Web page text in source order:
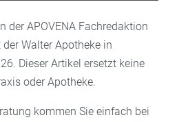
der APOVENA Fachredaktion
Walter Apotheke in
Dieser Artikel ersetzt keine
oder Apotheke.
kommen Sie einfach bei